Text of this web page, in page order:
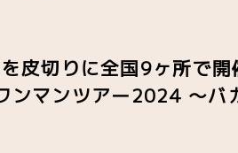
皮切りに全国9ヶ所で開
ンマンツアー2024 ～バ